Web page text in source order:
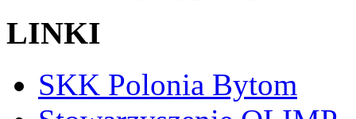
LINKI
SKK Polonia Bytom